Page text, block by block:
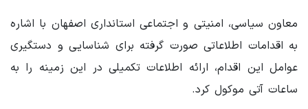
معاون سیاسی، امنیتی و اجتماعی استانداری اصفهان با اشاره
به اقدامات اطلاعاتی صورت گرفته برای شناسایی و دستگیری
عوامل این اقدام، ارائه اطلاعات تکمیلی در این زمینه را به
ساعات آتی موکول کرد.